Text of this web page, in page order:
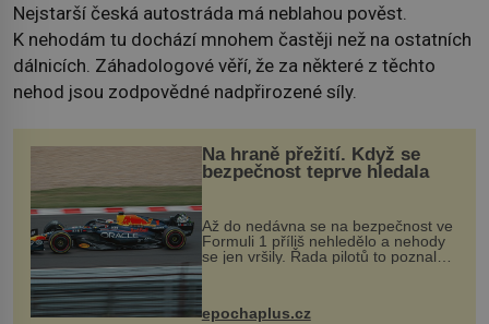
Nejstarší česká autostráda má neblahou pověst.
K nehodám tu dochází mnohem častěji než na ostatních
dálnicích. Záhadologové věří, že za některé z těchto
nehod jsou zodpovědné nadpřirozené síly.
Na hraně přežití. Když se
bezpečnost teprve hledala
Až do nedávna se na bezpečnost ve
Formuli 1 příliš nehledělo a nehody
se jen vršily. Řada pilotů to poznala
na vlastní kůži, často s trvalými
následky nebo bohužel i ztrátou
života. Dnes nepochopiteln...
epochaplus.cz